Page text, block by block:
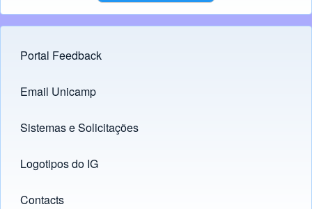
Footer menu
Portal Feedback
Links
Email Unicamp
(opens in new tab)
Sistemas e Solicitações
(opens in new tab)
Logotipos do IG
(opens in new tab)
Contacts